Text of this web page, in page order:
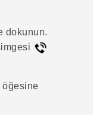
dokunun.
öğesine